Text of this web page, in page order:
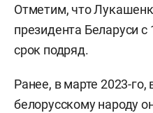
Отметим, что
президента Беларуси с
срок подряд.
Ранее, в марте 2023-го,
белорусскому народу